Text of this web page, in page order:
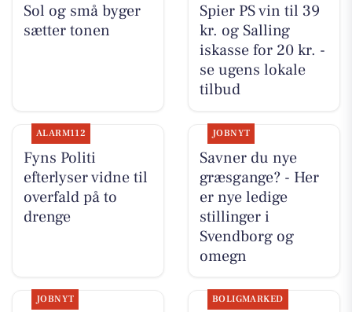
Sol og små byger
sætter tonen
Spier PS vin til 39
kr. og Salling
iskasse for 20 kr. -
se ugens lokale
tilbud
ALARM112
Fyns Politi
efterlyser vidne til
overfald på to
drenge
JOBNYT
Savner du nye
græsgange? - Her
er nye ledige
stillinger i
Svendborg og
omegn
JOBNYT BOLIGMARKED